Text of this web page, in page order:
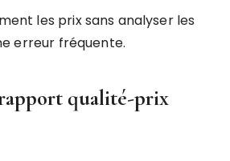
les prix sans analyser les
erreur fréquente.
qualité-prix